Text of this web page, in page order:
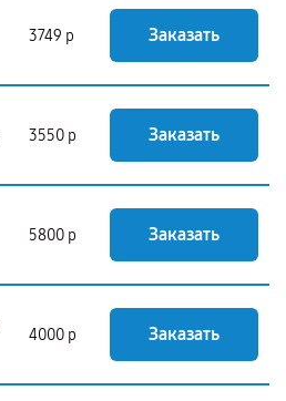
3749 р Заказать
3550 р Заказать
5800 р Заказать
4000 р Заказать